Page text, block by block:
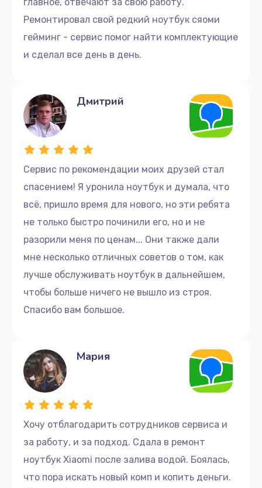
Обратитесь в наш сервисный центр, чтобы ваш
ноутбук Asus был в надежных руках. Мы
гарантируем качественный ремонт и
Ремонтировал свой редкий ноутбук сяоми
гейминг - сервис помог найти комплектующие
и сделал все день в день.
Сервис по рекомендации моих друзей стал
спасением! Я уронила ноутбук и думала, что
всё, пришло время для нового, но эти ребята
не только быстро починили его, но и не
разорили меня по ценам... Они также дали
мне несколько отличных советов о том, как
лучше обслуживать ноутбук в дальнейшем,
чтобы больше ничего не вышло из строя.
Спасибо вам большое.
Дмитрий
Хочу отблагодарить сотрудников сервиса и
за работу, и за подход. Сдала в ремонт
ноутбук Xiaomi после залива водой. Боялась,
что пора искать новый комп и копить деньги.
Мария